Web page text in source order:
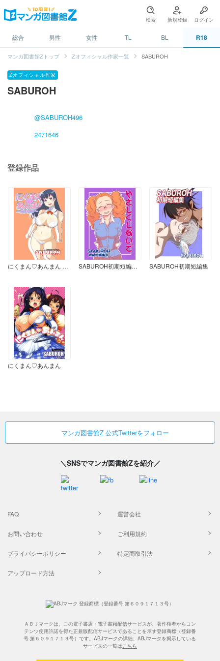
検索 新規登録 ログイン
総合 男性 女性 TL BL R18
マンガ図書館Zトップ Zオフィシャル作家一覧 SABUROH
Zオフィシャル作家
SABUROH
@SABUROH496
2471646
登録作品
にくまん♡あんまん 〜おかわり〜 SABUROH初期短編集②「やさしくしないで」 SABUROH初期短編集
にくまん♡あんまん
マンガ図書館Z 公式Twitterをフォロー
＼SNSでマンガ図書館Zを紹介／
FAQ 運営会社
お問い合わせ ご利用規約
プライバシーポリシー 特定商取引法
アップロード方法
ＡＢＪマークは、この電子書店・電子書籍配信サービスが、著作権者からコン
テンツ使用許諾を得た正規版配信サービスであることを示す登録商標（登録番
号 第６０９１７１３号）です。ABJマークの詳細、ABJマークを掲示している
サービスの一覧はこちら